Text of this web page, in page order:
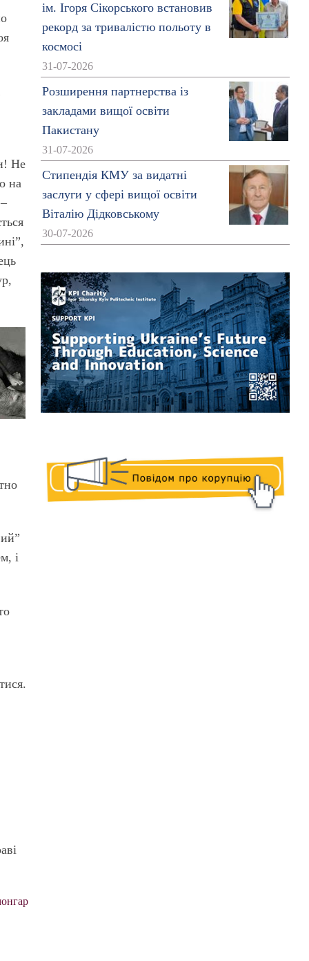
Не
на
і
ім. Ігоря Сікорського встановив
рекорд за тривалістю польоту в
космосі
31-07-2026
Розширення партнерства із
закладами вищої освіти
Пакистану
31-07-2026
Стипендія КМУ за видатні
заслуги у сфері вищої освіти
Віталію Дідковському
30-07-2026